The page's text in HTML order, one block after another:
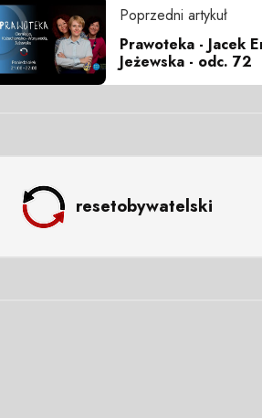
Poprzedni artykuł
Prawoteka - Jacek
Jeżewska - odc. 72
resetobywatelski